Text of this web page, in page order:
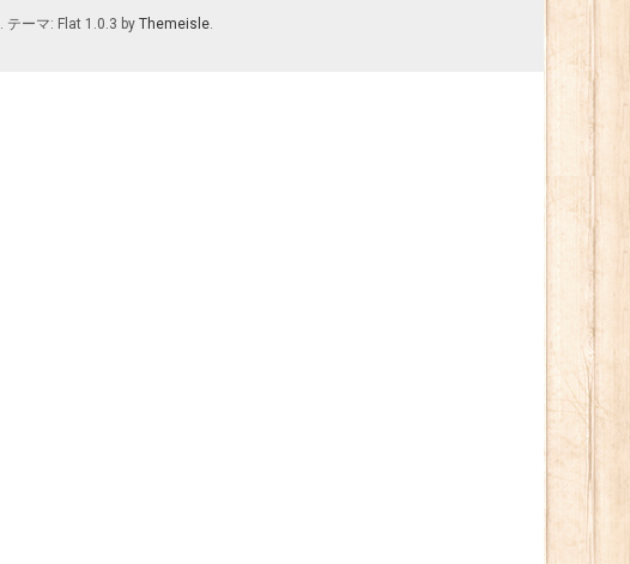
. テーマ: Flat 1.0.3 by Themeisle.